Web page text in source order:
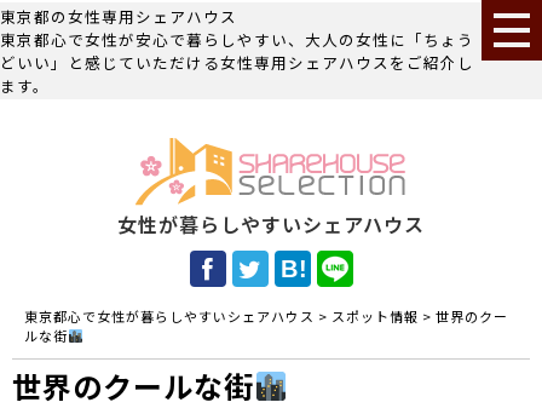
東京都の女性専用シェアハウス
東京都心で女性が安心で暮らしやすい、大人の女性に「ちょう
どいい」と感じていただける女性専用シェアハウスをご紹介し
ます。
女性が暮らしやすいシェアハウス
東京都心で女性が暮らしやすいシェアハウス > スポット情報 > 世界のクー
ルな街
世界のクールな街